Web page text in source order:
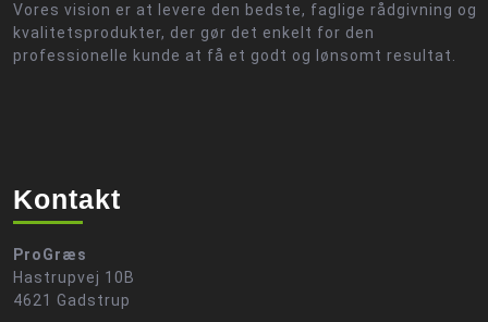
Vores vision er at levere den bedste, faglige rådgivning og
kvalitetsprodukter, der gør det enkelt for den
professionelle kunde at få et godt og lønsomt resultat.
Kontakt
ProGræs
Hastrupvej 10B
4621 Gadstrup